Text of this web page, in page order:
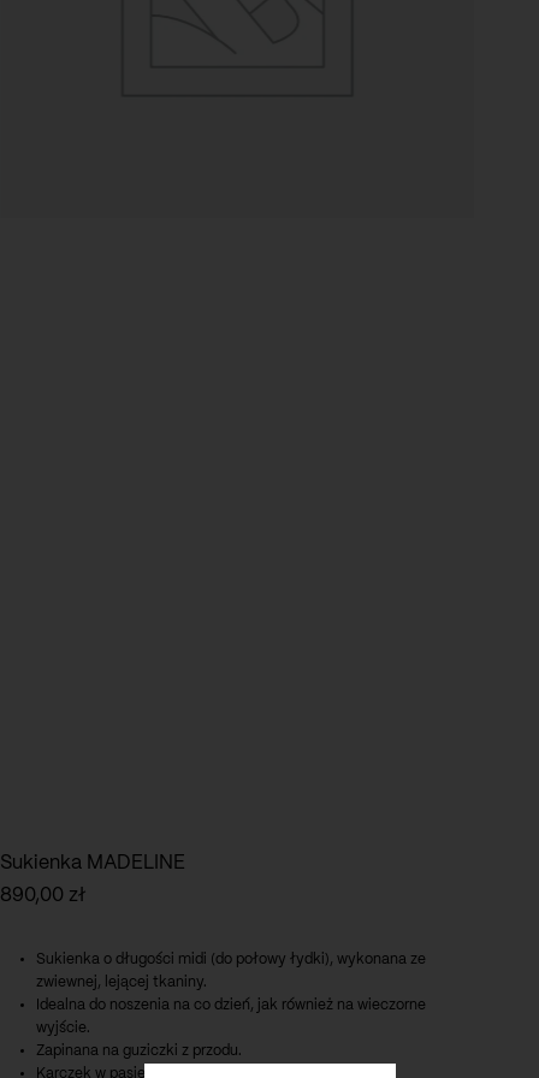
Sukienka MADELINE
890,00 zł
Sukienka o długości midi (do połowy łydki), wykonana ze
zwiewnej, lejącej tkaniny.
Idealna do noszenia na co dzień, jak również na wieczorne
wyjście.
Zapinana na guziczki z przodu.
Karczek w pasie podkreśla talię.